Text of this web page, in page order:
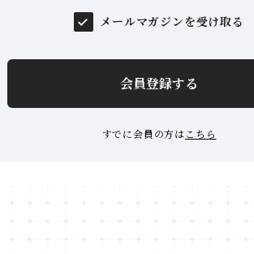
メールマガジンを受け取る
会員登録する
すでに会員の方は こちら